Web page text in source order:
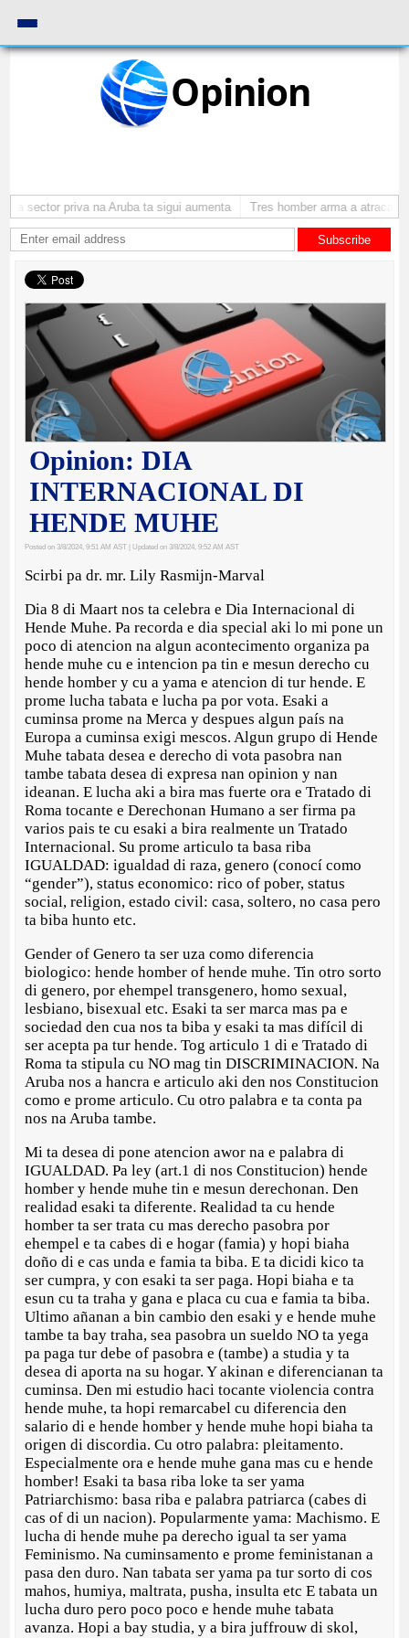
Opinion
sector priva na Aruba ta sigui aumenta Tres homber arma a atraca
Subscribe
Opinion: DIA
INTERNACIONAL DI
HENDE MUHE
Posted on 3/8/2024, 9:51 AM AST | Updated on 3/8/2024, 9:52 AM AST
Scirbi pa dr. mr. Lily Rasmijn-Marval
Dia 8 di Maart nos ta celebra e Dia Internacional di
Hende Muhe. Pa recorda e dia special aki lo mi pone un
poco di atencion na algun acontecimento organiza pa
hende muhe cu e intencion pa tin e mesun derecho cu
hende homber y cu a yama e atencion di tur hende. E
prome lucha tabata e lucha pa por vota. Esaki a
cuminsa prome na Merca y despues algun país na
Europa a cuminsa exigi mescos. Algun grupo di Hende
Muhe tabata desea e derecho di vota pasobra nan
tambe tabata desea di expresa nan opinion y nan
ideanan. E lucha aki a bira mas fuerte ora e Tratado di
Roma tocante e Derechonan Humano a ser firma pa
varios pais te cu esaki a bira realmente un Tratado
Internacional. Su prome articulo ta basa riba
IGUALDAD: igualdad di raza, genero (conocí como
“gender”), status economico: rico of pober, status
social, religion, estado civil: casa, soltero, no casa pero
ta biba hunto etc.
Gender of Genero ta ser uza como diferencia
biologico: hende homber of hende muhe. Tin otro sorto
di genero, por ehempel transgenero, homo sexual,
lesbiano, bisexual etc. Esaki ta ser marca mas pa e
sociedad den cua nos ta biba y esaki ta mas difícil di
ser acepta pa tur hende. Tog articulo 1 di e Tratado di
Roma ta stipula cu NO mag tin DISCRIMINACION. Na
Aruba nos a hancra e articulo aki den nos Constitucion
como e prome articulo. Cu otro palabra e ta conta pa
nos na Aruba tambe.
Mi ta desea di pone atencion awor na e palabra di
IGUALDAD. Pa ley (art.1 di nos Constitucion) hende
homber y hende muhe tin e mesun derechonan. Den
realidad esaki ta diferente. Realidad ta cu hende
homber ta ser trata cu mas derecho pasobra por
ehempel e ta cabes di e hogar (famia) y hopi biaha
doño di e cas unda e famia ta biba. E ta dicidi kico ta
ser cumpra, y con esaki ta ser paga. Hopi biaha e ta
esun cu ta traha y gana e placa cu cua e famia ta biba.
Ultimo añanan a bin cambio den esaki y e hende muhe
tambe ta bay traha, sea pasobra un sueldo NO ta yega
pa paga tur debe of pasobra e (tambe) a studia y ta
desea di aporta na su hogar. Y akinan e diferencianan ta
cuminsa. Den mi estudio haci tocante violencia contra
hende muhe, ta hopi remarcabel cu diferencia den
salario di e hende homber y hende muhe hopi biaha ta
origen di discordia. Cu otro palabra: pleitamento.
Especialmente ora e hende muhe gana mas cu e hende
homber! Esaki ta basa riba loke ta ser yama
Patriarchismo: basa riba e palabra patriarca (cabes di
cas of di un nacion). Popularmente yama: Machismo. E
lucha di hende muhe pa derecho igual ta ser yama
Feminismo. Na cuminsamento e prome feministanan a
pasa den duro. Nan tabata ser yama pa tur sorto di cos
mahos, humiya, maltrata, pusha, insulta etc E tabata un
lucha duro pero poco poco e hende muhe tabata
avanza. Hopi a bay studia, y a bira juffrouw di skol,